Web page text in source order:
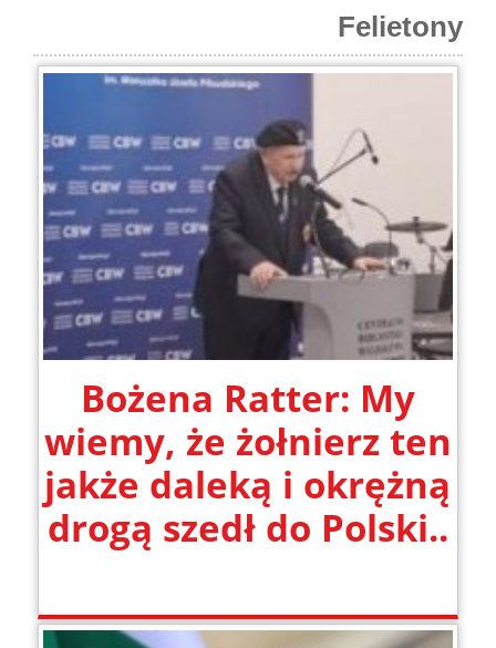
Felietony
Bożena Ratter: My
wiemy, że żołnierz ten
jakże daleką i okrężną
drogą szedł do Polski..